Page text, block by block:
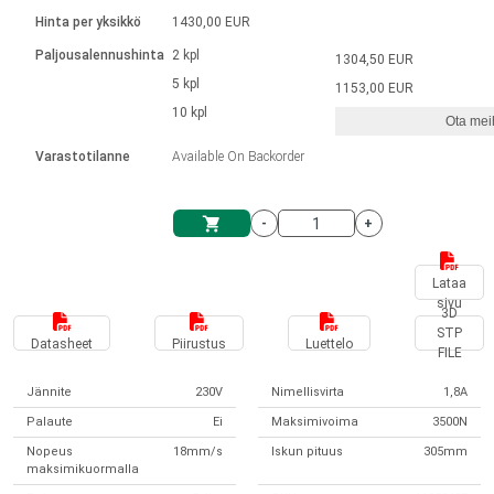
Yksikköjärjestelmä
Solenoidit
integroitu ohjain
Ø 28-42| 1-1400 rpm | <= 290 Ncm
Harjattomat tasavirtamoottorien
Harjatut DC-moottorin ajurit
DPWM-sarja
Askelmoottorien ajurit
Synchronous-Asynchronous | 1-4 toimilaitteelle
Synchronous-Asynchronous | 1-4 toimilaitteelle
Français (EUR)
Norsk (NOK)
Suomi (EUR)
Svenska (SEK)
Hinta per yksikkö
Paljousalennushinta
Varastotilanne
1430,00 EUR
2 kpl
5 kpl
10 kpl
Available On Backorder
1304,50 EUR
1153,00 EUR
Ota
- +
Lataa
sivu
Datasheet Piirustus Luettelo
3D
STP
FILE
Jännite 230V Nimellisvirta 1,8A
Palaute Ei Maksimivoima 3500N
Nopeus
maksimikuormalla
18mm/s Iskun pituus 305mm